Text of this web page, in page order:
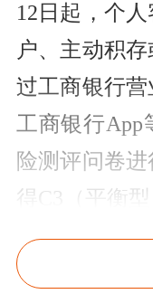
12日起，个
户、主动积
过工商银行
工商银行App
险测评问卷
得C3（平衡
有前述评估
测）并签订